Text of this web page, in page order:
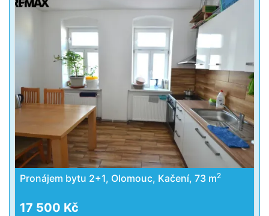
Pronájem bytu 2+1, Olomouc, Kačení, 73 m2
17 500 Kč